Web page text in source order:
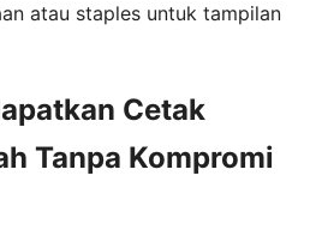
atau staples untuk tampilan
Cetak
Tanpa Kompromi